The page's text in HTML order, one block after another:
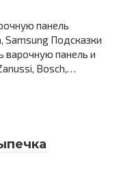
панель
Samsung Подсказки
варочную панель и
Bosch,…